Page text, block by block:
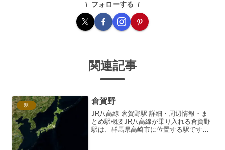
フォローする
関連記事
駅 倉賀野
JR八高線 倉賀野駅 詳細・周辺情報・ま
とめ駅概要JR八高線が乗り入れる倉賀野
駅は、群馬県高崎市に位置する駅です。